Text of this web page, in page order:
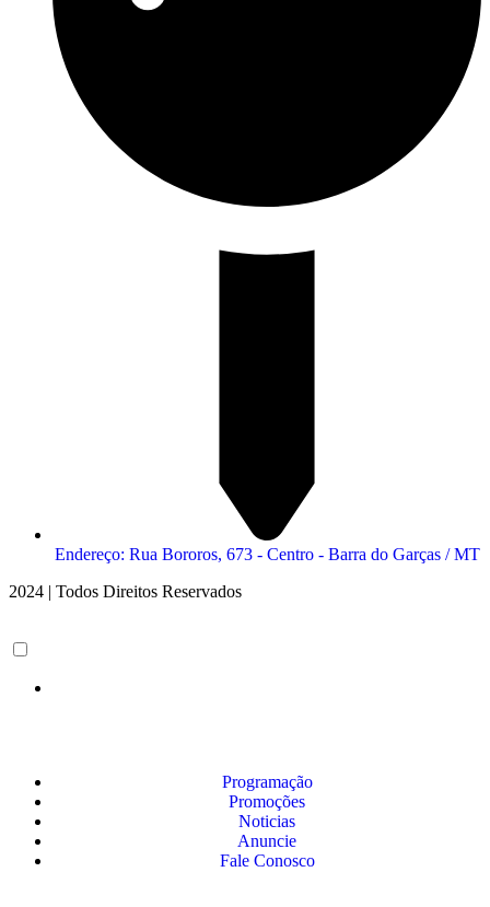
Endereço: Rua Bororos, 673 - Centro - Barra do Garças / MT
2024 | Todos Direitos Reservados
Programação
Promoções
Noticias
Anuncie
Fale Conosco